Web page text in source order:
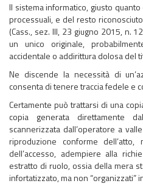
Il sistema informatico, giusto
processuali, e del resto
(Cass., sez. III, 23 giugno 2015, n.
un unico originale,
accidentale o addirittura dolosa del
Ne discende la necessità di
consenta di tenere traccia fedele e
Certamente può trattarsi di una
copia generata direttamente
scannerizzata dall’operatore a
riproduzione conforme
dell’accesso, adempiere alla
estratto di ruolo, ossia della mera
infortatizzato, ma non “organizzati”